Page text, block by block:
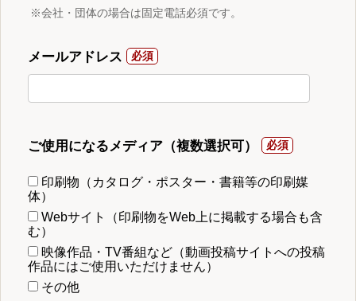
※会社・団体の場合は固定電話必須です。
メールアドレス
ご使用になるメディア（複数選択可）
印刷物（カタログ・ポスター・書籍等の印刷媒
体）
Webサイト（印刷物をWeb上に掲載する場合も含
む）
映像作品・TV番組など（動画投稿サイトへの投稿
作品にはご使用いただけません）
その他